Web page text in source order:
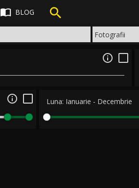
 BLOG 

 Luna: Ianuarie - Decembrie